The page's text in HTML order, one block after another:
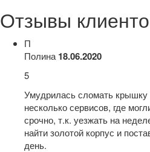
Отзывы
П
Полина 18.06.2020
5
Умудрилась сломать крышку
несколько сервисов, где
срочно, т.к. уезжать на
найти золотой корпус и
день.